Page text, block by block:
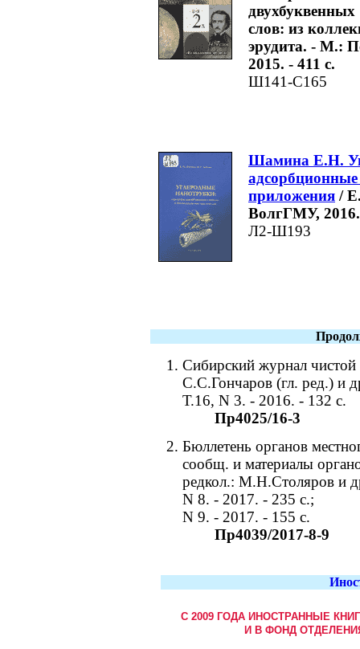
двухбуквенных
слов: из
эрудита. - М.:
2015. - 411 с.
Ш141-С165
Шамина Е.Н.
адсорбционные
приложения /
ВолгГМУ, 2016.
Л2-Ш193
Сибирский журнал чистой
С.С.Гончаров (гл. ред.) и
Т.16, N 3. - 2016. - 132 с.
Пр4025/16-3
Бюллетень органов
сообщ. и материалы
редкол.: М.Н.Столяров и
N 8. - 2017. - 235 c.;
N 9. - 2017. - 155 c.
Пр4039/2017-8-9
С 2009 ГОДА ИНОСТРАННЫЕ
И В ФОНД